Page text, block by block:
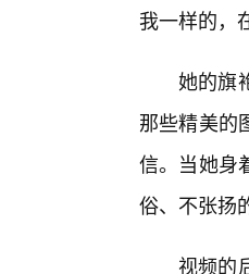
我一样的，
她的旗
那些精美的
信。当她身
俗、不张扬
视频的